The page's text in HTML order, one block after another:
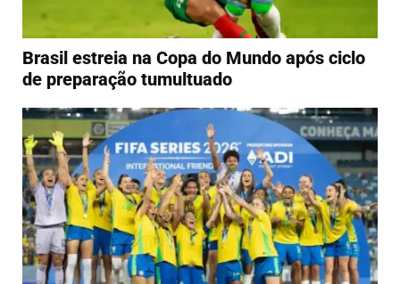
Brasil estreia na Copa do Mundo após ciclo
de preparação tumultuado